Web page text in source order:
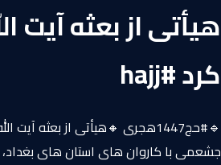
هیأتی از بعثه آیت
کرد #hajj
🔹#حج1447هجری 🔸هیأتی از
جشعمی با کاروان ‌های استان ‌های